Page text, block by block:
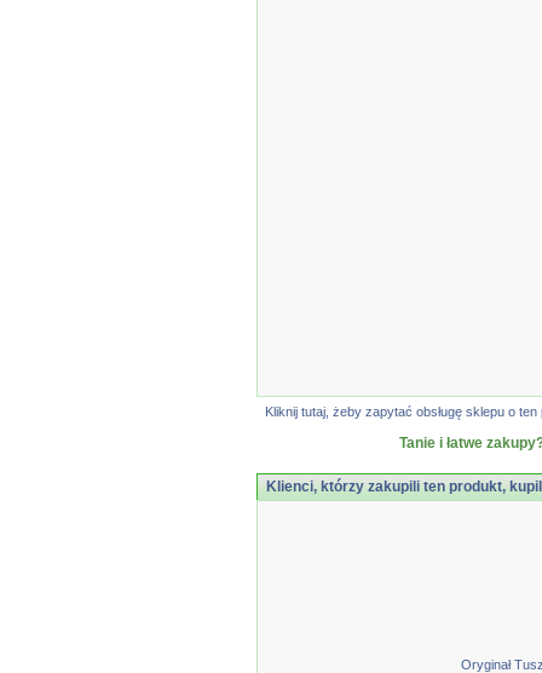
Kliknij tutaj, żeby zapytać obsługę sklepu o
Tanie i łatwe
Klienci, którzy zakupili ten produkt,
Oryginał